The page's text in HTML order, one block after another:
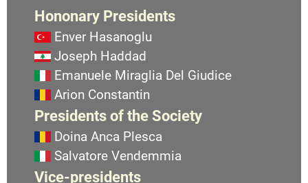
Hononary Presidents
Enver Hasanoglu
Joseph Haddad
Emanuele Miraglia Del Giudice
Arion Constantin
Presidents of the Society
Doina Anca Plesca
Salvatore Vendemmia
Vice-presidents